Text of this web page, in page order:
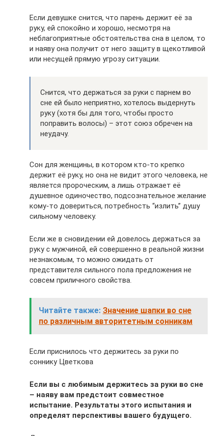
Если девушке снится, что парень держит её за
руку, ей спокойно и хорошо, несмотря на
неблагоприятные обстоятельства сна в целом, то
и наяву она получит от него защиту в щекотливой
или несущей прямую угрозу ситуации.
Снится, что держаться за руки с парнем во
сне ей было неприятно, хотелось выдернуть
руку (хотя бы для того, чтобы просто
поправить волосы) – этот союз обречен на
неудачу.
Сон для женщины, в котором кто-то крепко
держит её руку, но она не видит этого человека, не
является пророческим, а лишь отражает её
душевное одиночество, подсознательное желание
кому-то довериться, потребность “излить” душу
сильному человеку.
Если же в сновидении ей довелось держаться за
руку с мужчиной, ей совершенно в реальной жизни
незнакомым, то можно ожидать от
представителя сильного пола предложения не
совсем приличного свойства.
Читайте также: Значение шапки во сне
по различным авторитетным сонникам
Если приснилось что держитесь за руки по
соннику Цветкова
Если вы с любимым держитесь за руки во сне
– наяву вам предстоит совместное
испытание. Результаты этого испытания и
определят перспективы вашего будущего.